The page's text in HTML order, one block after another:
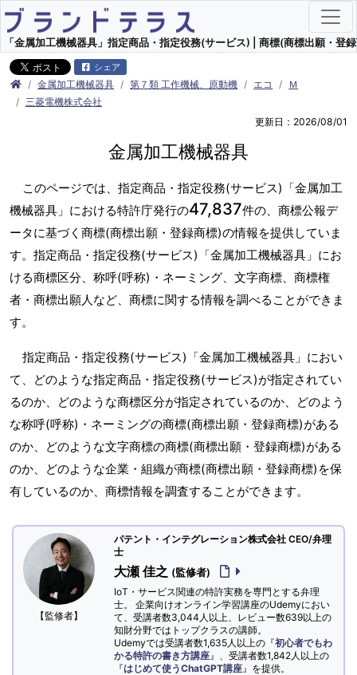
「金属加工機械器具」指定商品・指定役務(サービス) | 商標(商標出願・登
シェア
金属加工機械器具 第７類 工作機械、原動機 エコ
Ｍ
三菱電機株式会社
更新日：2026/08/01
金属加工機械器具
このページでは、指定商品・指定役務(サービス)「金属加工
機械器具」における特許庁発行の47,837件の、商標公報デ
ータに基づく商標(商標出願・登録商標)の情報を提供していま
す。指定商品・指定役務(サービス)「金属加工機械器具」にお
ける商標区分、称呼(呼称)・ネーミング、文字商標、商標権
者・商標出願人など、商標に関する情報を調べることができま
す。
指定商品・指定役務(サービス)「金属加工機械器具」におい
て、どのような指定商品・指定役務(サービス)が指定されてい
るのか、どのような商標区分が指定されているのか、どのよう
な称呼(呼称)・ネーミングの商標(商標出願・登録商標)がある
のか、どのような文字商標の商標(商標出願・登録商標)がある
のか、どのような企業・組織が商標(商標出願・登録商標)を保
有しているのか、商標情報を調査することができます。
【監修者】
パテント・インテグレーション株式会社 CEO/弁理
士
大瀬 佳之 (監修者)
IoT・サービス関連の特許実務を専門とする弁理
士。 企業向けオンライン学習講座のUdemyにおい
て、受講者数3,044人以上、レビュー数639以上の
知財分野ではトップクラスの講師。
Udemyでは受講者数1,635人以上の『初心者でもわ
かる特許の書き方講座 』、受講者数1,842人以上の
『はじめて使うChatGPT講座 』を提供。